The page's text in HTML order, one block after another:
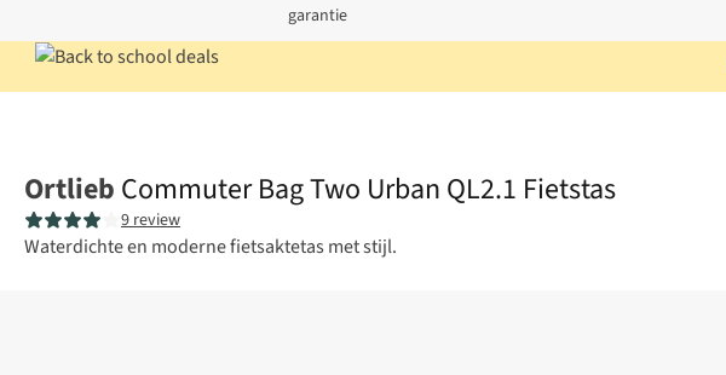
garantie
Ortlieb Commuter Bag Two Urban QL2.1 Fietstas
9 review
Waterdichte en moderne fietsaktetas met stijl.